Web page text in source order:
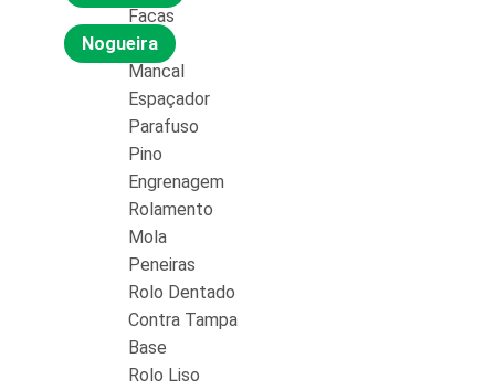
Facas
Nogueira
Mancal
Espaçador
Parafuso
Pino
Engrenagem
Rolamento
Mola
Peneiras
Rolo Dentado
Contra Tampa
Base
Rolo Liso